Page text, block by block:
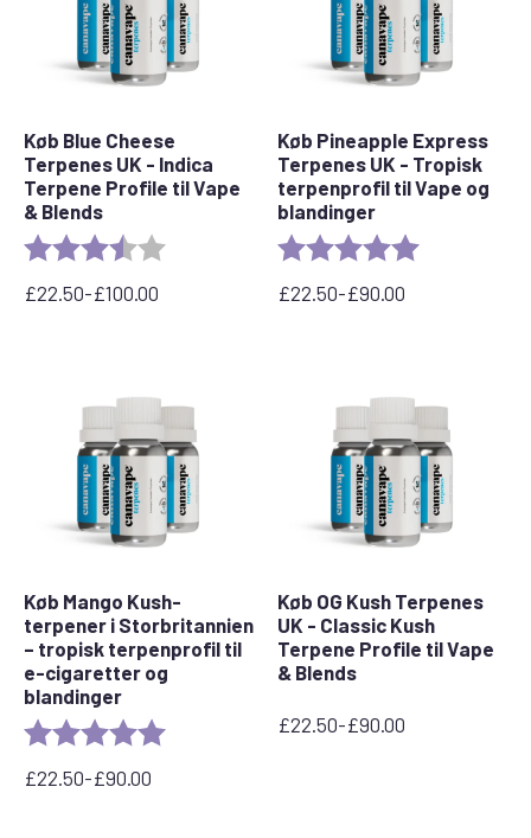
Køb Blue Cheese
Terpenes UK - Indica
Terpene Profile til Vape
& Blends
Bedømmelse: 3.5 out of 5 stars
£22.50-£100.00
Prisinterval:
Køb Pineapple Express
Terpenes UK - Tropisk
terpenprofil til Vape og
blandinger
Bedømmelse:
£22.50-£90.00
Prisinterval:
Køb Mango Kush-
terpener i Storbritannien
– tropisk terpenprofil til
e-cigaretter og
blandinger
Bedømmelse: 5,0 ud af 5 stjerner
£22.50-£90.00
Prisinterval:
Køb OG Kush Terpenes
UK - Classic Kush
Terpene Profile til Vape
& Blends
£22.50-£90.00
Prisinterval: